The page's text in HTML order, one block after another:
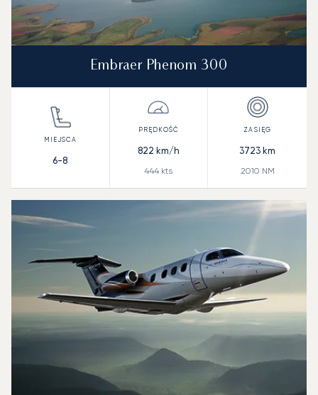
Embraer Phenom 300
6-8
822 km/h
444 kts
3723 km
2010 NM